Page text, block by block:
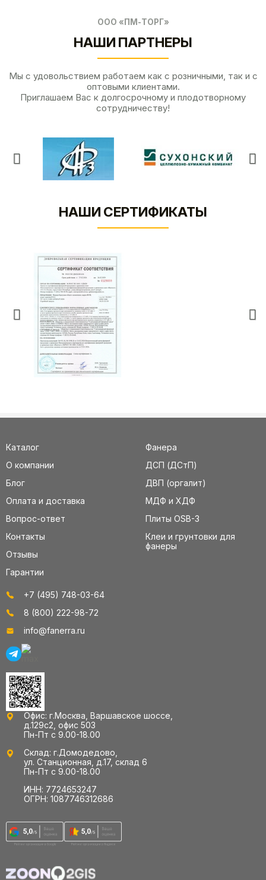
ООО «ПМ-ТОРГ»
НАШИ ПАРТНЕРЫ
Мы с удовольствием работаем как с розничными, так и с
оптовыми клиентами.
Приглашаем Вас к долгосрочному и плодотворному
сотрудничеству!
НАШИ СЕРТИФИКАТЫ
Каталог
О компании
Блог
Оплата и доставка
Вопрос-ответ
Контакты
Отзывы
Гарантии
Фанера
ДСП (ДСтП)
ДВП (оргалит)
МДФ и ХДФ
Плиты OSB-3
Клеи и грунтовки для
фанеры
+7 (495) 748-03-64
8 (800) 222-98-72
info@fanerra.ru
Офис: г.Москва, Варшавское шоссе,
д.129с2, офис 503
Пн-Пт с 9.00-18.00
Склад: г.Домодедово,
ул. Станционная, д.17, склад 6
Пн-Пт с 9.00-18.00
ИНН: 7724653247
ОГРН: 1087746312686